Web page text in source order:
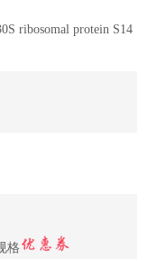
ribosomal protein S14
格